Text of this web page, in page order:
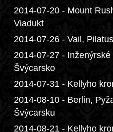
2014-07-20 - Mount
Viadukt
2014-07-26 - Vail,
2014-07-27 -
Švýcarsko
2014-07-31 - Kellyho
2014-08-10 - Berlin,
Švýcarsku
2014-08-21 - Kellyho